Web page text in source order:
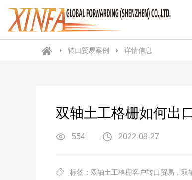
转口贸易案例 详情信息
双轴土工格栅如何出
554 2022-09-27
标签：双轴土工格栅客户转口贸易，双